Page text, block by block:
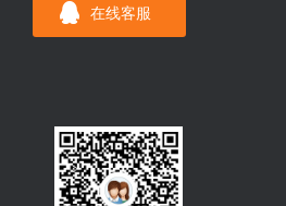
在线客服